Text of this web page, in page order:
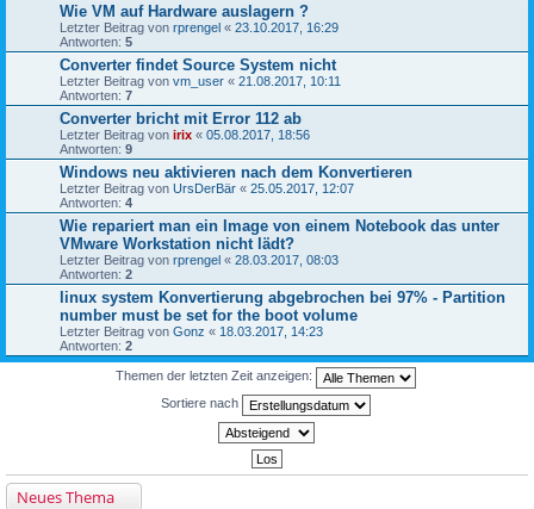
Wie VM auf Hardware auslagern ?
Letzter Beitrag von rprengel « 23.10.2017, 16:29
Antworten: 5
Converter findet Source System nicht
Letzter Beitrag von vm_user « 21.08.2017, 10:11
Antworten: 7
Converter bricht mit Error 112 ab
Letzter Beitrag von irix « 05.08.2017, 18:56
Antworten: 9
Windows neu aktivieren nach dem Konvertieren
Letzter Beitrag von UrsDerBär « 25.05.2017, 12:07
Antworten: 4
Wie repariert man ein Image von einem Notebook das unter
VMware Workstation nicht lädt?
Letzter Beitrag von rprengel « 28.03.2017, 08:03
Antworten: 2
linux system Konvertierung abgebrochen bei 97% - Partition
number must be set for the boot volume
Letzter Beitrag von Gonz « 18.03.2017, 14:23
Antworten: 2
Themen der letzten Zeit anzeigen:
Sortiere nach
Neues Thema